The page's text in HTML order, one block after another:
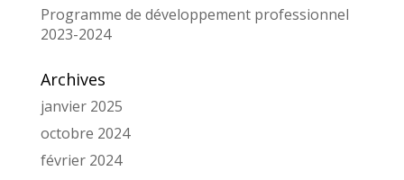
Programme de développement professionnel
2023-2024
Archives
janvier 2025
octobre 2024
février 2024